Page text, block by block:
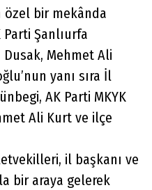
bir mekânda
Şanlıurfa
Mehmet Ali
yanı sıra İl
AK Parti MKYK
Ali Kurt ve ilçe
il başkanı ve
bir araya gelerek